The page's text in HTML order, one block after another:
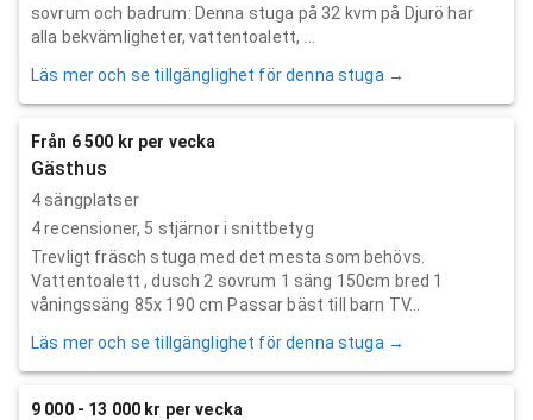
sovrum och badrum: Denna stuga på 32 kvm på Djurö har
alla bekvämligheter, vattentoalett, ...
Läs mer och se tillgänglighet för denna stuga →
Från 6 500 kr per vecka
Gästhus
4 sängplatser
4recensioner, 5 stjärnor i snittbetyg
Trevligt fräsch stuga med det mesta som behövs.
Vattentoalett , dusch 2 sovrum 1 säng 150cm bred 1
våningssäng 85x 190 cm Passar bäst till barn TV...
Läs mer och se tillgänglighet för denna stuga →
9 000 - 13 000 kr per vecka